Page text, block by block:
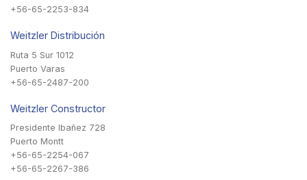
+56-65-2253-834
Weitzler Distribución
Ruta 5 Sur 1012
Puerto Varas
+56-65-2487-200
Weitzler Constructor
Presidente Ibañez 728
Puerto Montt
+56-65-2254-067
+56-65-2267-386